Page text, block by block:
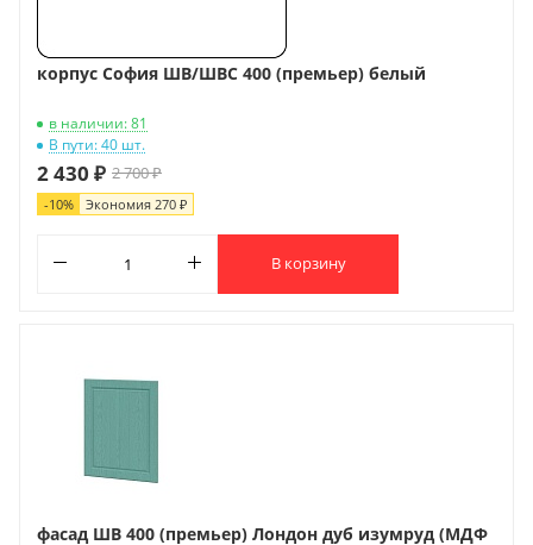
корпус София ШВ/ШВС 400 (премьер) белый
в наличии: 81
В пути: 40 шт.
2 430 ₽ 2 700 ₽
-10% Экономия 270 ₽
В корзину
фасад ШВ 400 (премьер) Лондон дуб изумруд (МДФ